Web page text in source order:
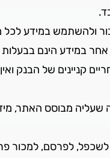
ולהשתמש במידע
אחר במידע הינם
קניינים של הבנק
שעליה מבוסס האתר,
לשכפל, לפרסם,